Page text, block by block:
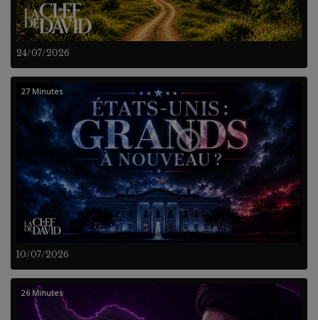
24/07/2026
10/07/2026
27 Minutes
26 Minutes